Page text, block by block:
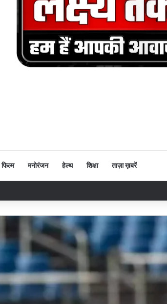
फिल्म मनोरंजन हेल्थ शिक्षा ताज़ा ख़बरें